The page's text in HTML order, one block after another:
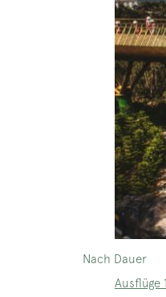
Nach Dauer
Ausflüge